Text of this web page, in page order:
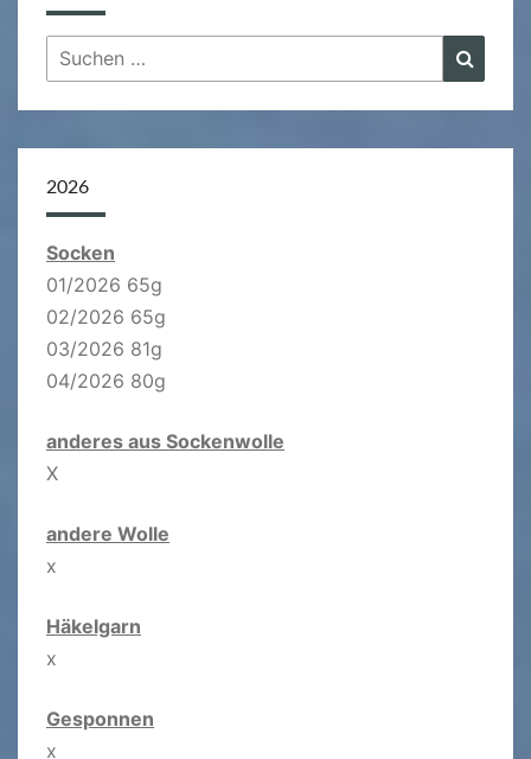
Suchen
nach:
2026
Socken
01/2026 65g
02/2026 65g
03/2026 81g
04/2026 80g
anderes aus Sockenwolle
X
andere Wolle
x
Häkelgarn
x
Gesponnen
x